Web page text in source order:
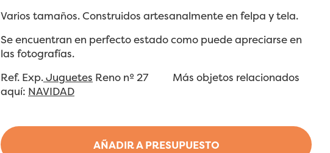
AÑADIR A PRESUPUESTO
Varios tamaños. Construidos artesanalmente en felpa y tela.
Se encuentran en perfecto estado como puede apreciarse en
las fotografías.
Ref. Exp.Juguetes Reno nº 27 Más objetos relacionados
aquí: NAVIDAD